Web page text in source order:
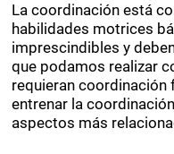
La coordinación está
habilidades motrices
imprescindibles y
que podamos realizar
requieran coordinación
entrenar la
aspectos más